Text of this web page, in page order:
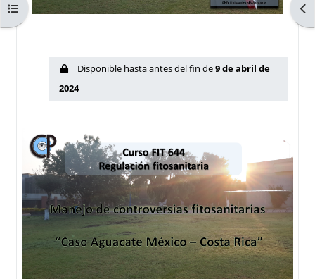
Abrir índice del curso
Disponible hasta antes del fin de9 de abril de
2024